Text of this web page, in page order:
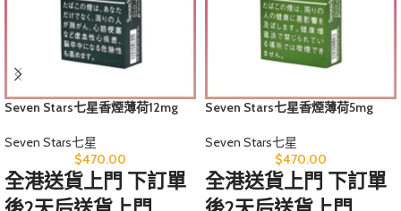
Seven Stars七星香煙薄荷12mg
Seven Stars七星
$470.00
全港送貨上門 下訂單
Seven Stars七星香煙薄荷5mg
Seven Stars七星
$470.00
全港送貨上門 下訂單